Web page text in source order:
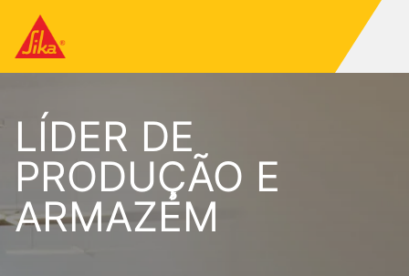
LÍDER DE
PRODUÇÃO E
ARMAZÉM